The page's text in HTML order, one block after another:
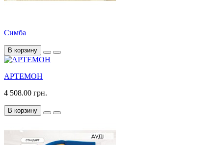
Симба
В корзину
АРТЕМОН
4 508.00 грн.
В корзину